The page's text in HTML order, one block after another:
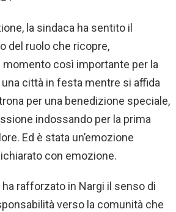
la sindaca ha sentito il
del ruolo che ricopre,
così importante per la
una città in festa mentre si affida
per una benedizione speciale,
indossando per la prima
Ed è stata un’emozione
con emozione.
rafforzato in Nargi il senso di
verso la comunità che